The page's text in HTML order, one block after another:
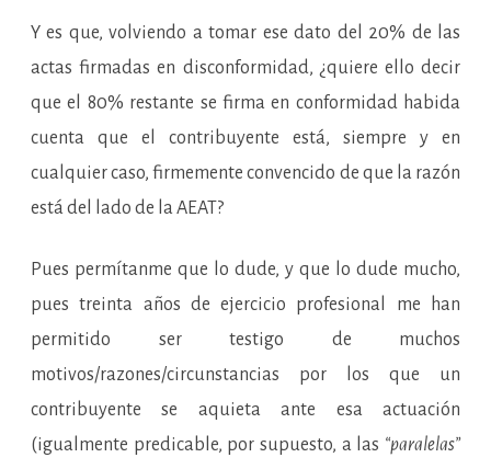
Y es que, volviendo a tomar ese dato del 20% de las
actas firmadas en disconformidad, ¿quiere ello decir
que el 80% restante se firma en conformidad habida
cuenta que el contribuyente está, siempre y en
cualquier caso, firmemente convencido de que la razón
está del lado de la AEAT?
Pues permítanme que lo dude, y que lo dude mucho,
pues treinta años de ejercicio profesional me han
permitido ser testigo de muchos
motivos/razones/circunstancias por los que un
contribuyente se aquieta ante esa actuación
(igualmente predicable, por supuesto, a las “paralelas”